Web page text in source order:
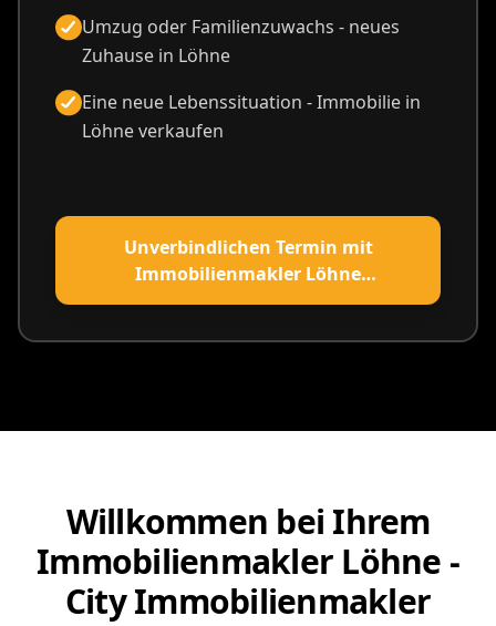
Umzug oder Familienzuwachs - neues
Zuhause in Löhne
Eine neue Lebenssituation - Immobilie in
Löhne verkaufen
Unverbindlichen Termin mit
Immobilienmakler Löhne
vereinbaren
Willkommen bei Ihrem
Immobilienmakler Löhne -
City Immobilienmakler